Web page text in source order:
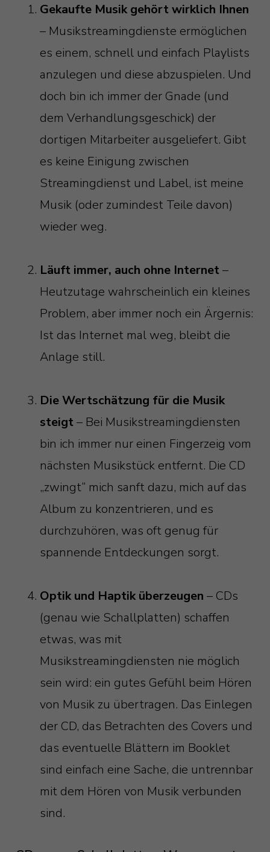
Gekaufte Musik gehört wirklich Ihnen
– Musikstreamingdienste ermöglichen
es einem, schnell und einfach Playlists
anzulegen und diese abzuspielen. Und
doch bin ich immer der Gnade (und
dem Verhandlungsgeschick) der
dortigen Mitarbeiter ausgeliefert. Gibt
es keine Einigung zwischen
Streamingdienst und Label, ist meine
Musik (oder zumindest Teile davon)
wieder weg.
Läuft immer, auch ohne Internet –
Heutzutage wahrscheinlich ein kleines
Problem, aber immer noch ein Ärgernis:
Ist das Internet mal weg, bleibt die
Anlage still.
Die Wertschätzung für die Musik
steigt – Bei Musikstreamingdiensten
bin ich immer nur einen Fingerzeig vom
nächsten Musikstück entfernt. Die CD
„zwingt“ mich sanft dazu, mich auf das
Album zu konzentrieren, und es
durchzuhören, was oft genug für
spannende Entdeckungen sorgt.
Optik und Haptik überzeugen – CDs
(genau wie Schallplatten) schaffen
etwas, was mit
Musikstreamingdiensten nie möglich
sein wird: ein gutes Gefühl beim Hören
von Musik zu übertragen. Das Einlegen
der CD, das Betrachten des Covers und
das eventuelle Blättern im Booklet
sind einfach eine Sache, die untrennbar
mit dem Hören von Musik verbunden
sind.